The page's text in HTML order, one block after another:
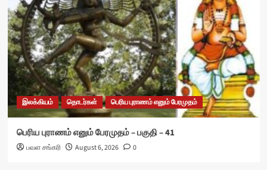
இலக்கியம் தொடர்கள் பெரிய புராணம் எனும் பேரமுதம்
பெரிய புராணம் எனும் பேரமுதம் – பகுதி – 41
பவள சங்கரி August 6, 2026 0